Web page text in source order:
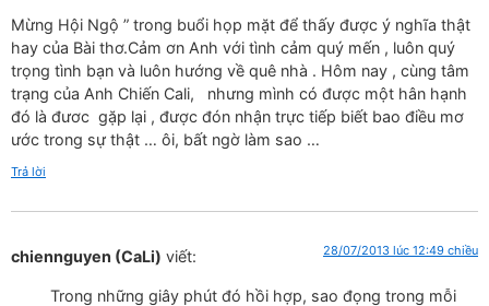
Mừng Hội Ngộ ” trong buổi họp mặt để thấy được ý nghĩa thật
hay của Bài thơ.Cảm ơn Anh với tình cảm quý mến , luôn quý
trọng tình bạn và luôn hướng về quê nhà . Hôm nay , cùng tâm
trạng của Anh Chiến Cali, nhưng mình có được một hân hạnh
đó là đươc gặp lại , được đón nhận trực tiếp biết bao điều mơ
ước trong sự thật … ôi, bất ngờ làm sao …
Trả lời
chiennguyen (CaLi) viết: 28/07/2013 lúc 12:49 chiều
Trong những giây phút đó hồi hợp, sao đọng trong mỗi